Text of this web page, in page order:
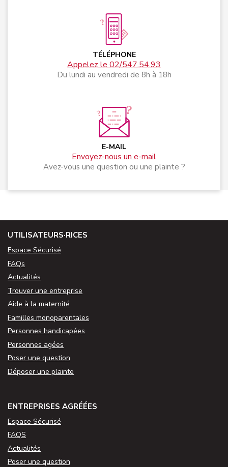
TÉLÉPHONE
Appelez le 02/547.54.93
Du lundi au vendredi de 8h à 18h
E-MAIL
Envoyez-nous un e-mail
Avez-vous une question ou une plainte ?
UTILISATEURS·RICES
Espace Sécurisé
FAQs
Actualités
Trouver une entreprise
Aide à la maternité
Familles monoparentales
Personnes handicapées
Personnes agées
Poser une question
Déposer une plainte
ENTREPRISES AGRÉÉES
Espace Sécurisé
FAQS
Actualités
Poser une question